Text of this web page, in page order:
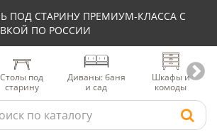
ПОД СТАРИНУ ПРЕМИУМ-КЛАССА С
ПО РОССИИ
Столы под
старину
Диваны: баня
и сад
Шкафы и
комоды